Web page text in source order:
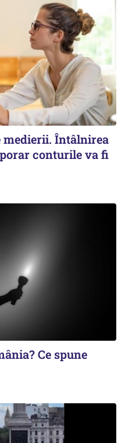
medierii. Întâlnirea
conturile va fi
Ce spune